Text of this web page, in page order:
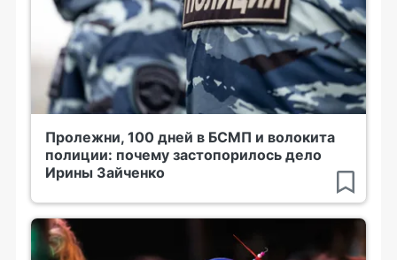
Пролежни, 100 дней в БСМП и волокита
полиции: почему застопорилось дело
Ирины Зайченко